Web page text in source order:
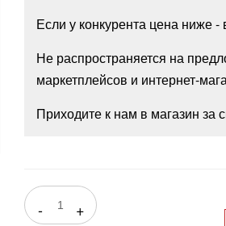
Если у конкурента цена ниже -
Не распространяется на
маркетплейсов и интернет-
Приходите к нам в магазин за
- +